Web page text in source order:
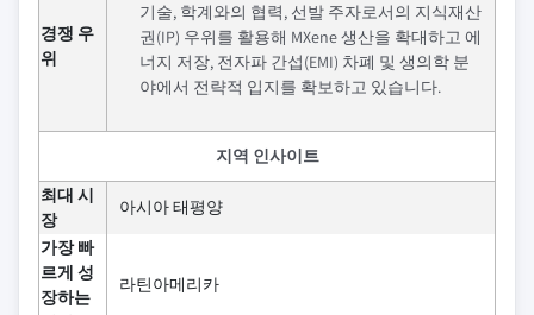
경쟁 우
위
기술, 학계와의 협력, 선발 주자로서의 지식재산
권(IP) 우위를 활용해 MXene 생산을 확대하고 에
너지 저장, 전자파 간섭(EMI) 차폐 및 생의학 분
야에서 전략적 입지를 확보하고 있습니다.
지역 인사이트
최대 시
장
아시아 태평양
가장 빠
르게 성
장하는
라틴아메리카